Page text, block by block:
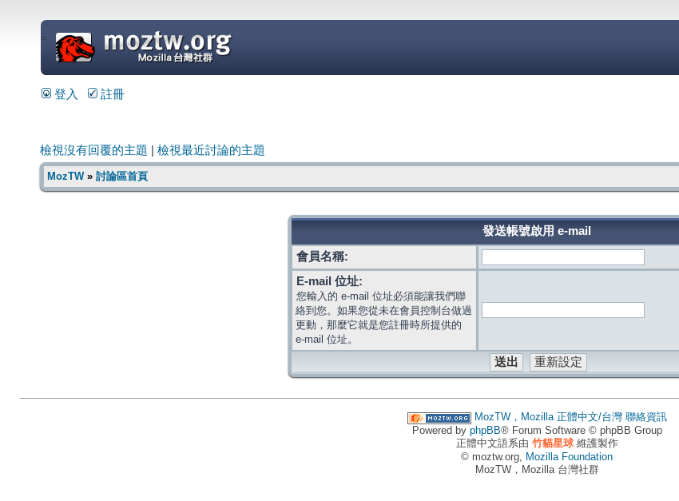
=
登入 註冊
檢視沒有回覆的主題 檢視最近討論的主題
MozTW» 討論區首頁
發送帳號啟用 e-mail
會員名稱:
E-mail 位址:
您輸入的 e-mail 位址必須能讓我們聯
絡到您。如果您從未在會員控制台做過
更動，那麼它就是您註冊時所提供的
e-mail 位址。
MozTW，Mozilla 正體中文/台灣 聯絡資訊
Powered by phpBB® Forum Software © phpBB Group
正體中文語系由 竹貓星球維護製作
© moztw.org, Mozilla Foundation
MozTW，Mozilla 台灣社群